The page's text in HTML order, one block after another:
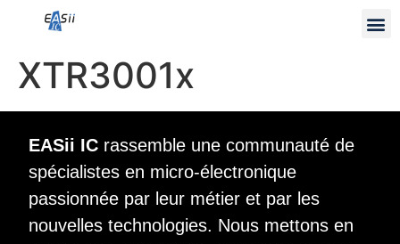
XTR3001x
EASii IC rassemble une communauté de
spécialistes en micro-électronique
passionnée par leur métier et par les
nouvelles technologies. Nous mettons en